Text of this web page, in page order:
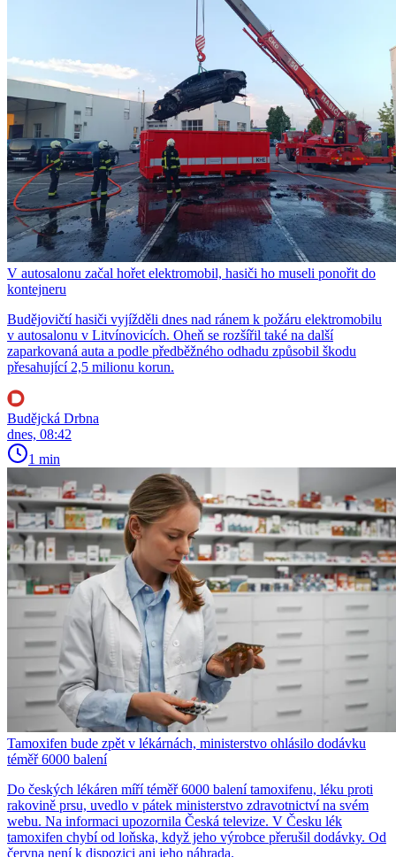
V autosalonu začal hořet elektromobil, hasiči ho museli ponořit do
kontejneru
Budějovičtí hasiči vyjížděli dnes nad ránem k požáru elektromobilu
v autosalonu v Litvínovicích. Oheň se rozšířil také na další
zaparkovaná auta a podle předběžného odhadu způsobil škodu
přesahující 2,5 milionu korun.
Budějcká Drbna
dnes, 08:42
1 min
Tamoxifen bude zpět v lékárnách, ministerstvo ohlásilo dodávku
téměř 6000 balení
Do českých lékáren míří téměř 6000 balení tamoxifenu, léku proti
rakovině prsu, uvedlo v pátek ministerstvo zdravotnictví na svém
webu. Na informaci upozornila Česká televize. V Česku lék
tamoxifen chybí od loňska, když jeho výrobce přerušil dodávky. Od
června není k dispozici ani jeho náhrada.